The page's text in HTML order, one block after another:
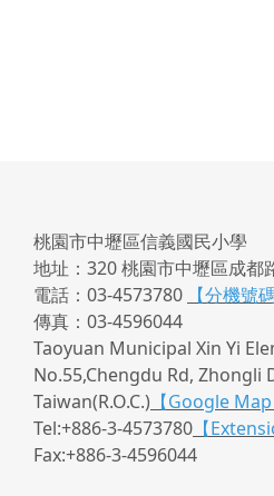
桃園市中壢區信義國民小學
地址：320 桃園市中壢區成都
電話：03-4573780
【分機號碼
傳真：03-4596044
Taoyuan Municipal Xin Yi
No.55,Chengdu Rd, Zhongli
Taiwan(R.O.C.) 【Google Map
Tel:+886-3-4573780 【
Fax:+886-3-4596044